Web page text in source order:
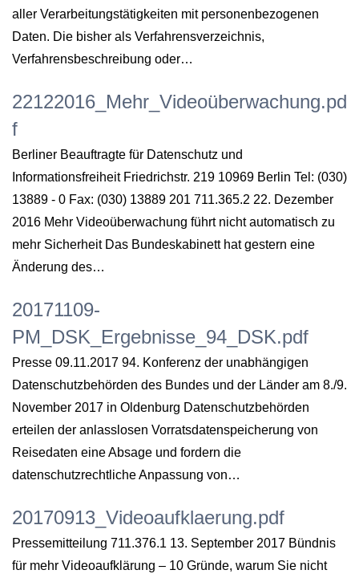
aller Verarbeitungstätigkeiten mit personenbezogenen
Daten. Die bisher als Verfahrensverzeichnis,
Verfahrensbeschreibung oder…
22122016_Mehr_Videoüberwachung.pd
f
Berliner Beauftragte für Datenschutz und
Informationsfreiheit Friedrichstr. 219 10969 Berlin Tel: (030)
13889 - 0 Fax: (030) 13889 201 711.365.2 22. Dezember
2016 Mehr Videoüberwachung führt nicht automatisch zu
mehr Sicherheit Das Bundeskabinett hat gestern eine
Änderung des…
20171109-
PM_DSK_Ergebnisse_94_DSK.pdf
Presse 09.11.2017 94. Konferenz der unabhängigen
Datenschutzbehörden des Bundes und der Länder am 8./9.
November 2017 in Oldenburg Datenschutzbehörden
erteilen der anlasslosen Vorratsdatenspeicherung von
Reisedaten eine Absage und fordern die
datenschutzrechtliche Anpassung von…
20170913_Videoaufklaerung.pdf
Pressemitteilung 711.376.1 13. September 2017 Bündnis
für mehr Videoaufklärung – 10 Gründe, warum Sie nicht